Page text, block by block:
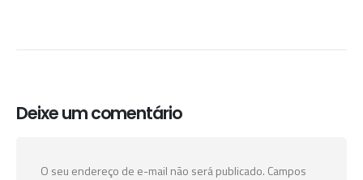
Deixe um comentário
O seu endereço de e-mail não será publicado. Campos